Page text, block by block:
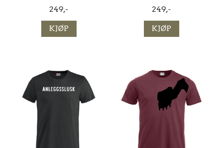
249,-
KJØP
249,-
KJØP